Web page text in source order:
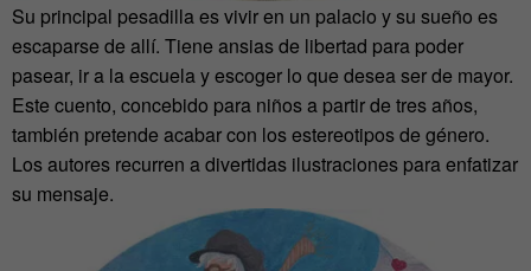
Su principal pesadilla es vivir en un palacio y su sueño es
escaparse de allí. Tiene ansias de libertad para poder
pasear, ir a la escuela y escoger lo que desea ser de mayor.
Este cuento, concebido para niños a partir de tres años,
también pretende acabar con los estereotipos de género.
Los autores recurren a divertidas ilustraciones para enfatizar
su mensaje.